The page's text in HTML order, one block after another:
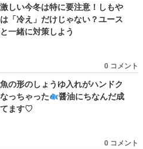
しい今冬は特に要注意！しもや
「冷え」だけじゃない？ユース
一緒に対策しよう
0 コメント
魚の形のしょうゆ入れがハンドク
っちゃった
醤油にちなんだ成
ます♡
0 コメント